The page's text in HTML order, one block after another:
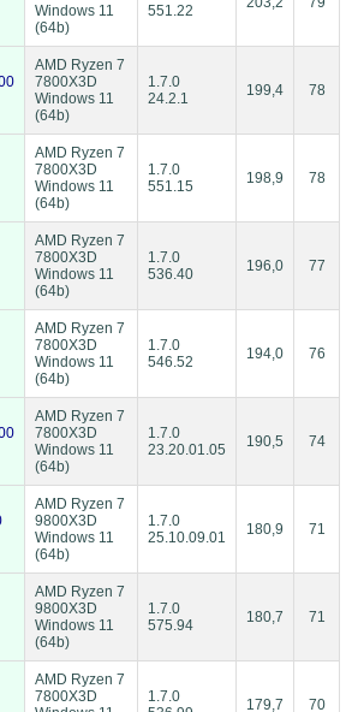
Windows 11
(64b)
551.22
AMD Ryzen 7
7800X3D
Windows 11
(64b)
1.7.0
24.2.1
199,4 78
AMD Ryzen 7
7800X3D
Windows 11
(64b)
1.7.0
551.15
198,9 78
AMD Ryzen 7
7800X3D
Windows 11
(64b)
1.7.0
536.40
196,0 77
AMD Ryzen 7
7800X3D
Windows 11
(64b)
1.7.0
546.52
194,0 76
AMD Ryzen 7
7800X3D
Windows 11
(64b)
1.7.0
23.20.01.05
190,5 74
AMD Ryzen 7
9800X3D
Windows 11
(64b)
1.7.0
25.10.09.01
180,9 71
AMD Ryzen 7
9800X3D
Windows 11
(64b)
1.7.0
575.94
180,7 71
AMD Ryzen 7
7800X3D
1.7.0
179,7 70